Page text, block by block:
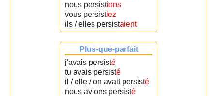
nous persistions
vous persistiez
ils / elles persistaient
Plus-que-parfait
j'avais persisté
tu avais persisté
il / elle / on avait persisté
nous avions persisté